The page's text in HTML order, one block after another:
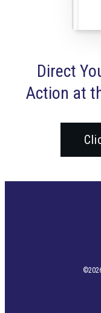
Direct
Action at
©